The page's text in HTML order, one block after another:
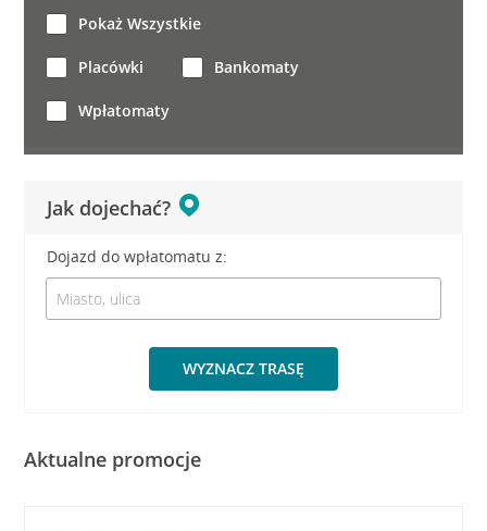
Jak dojechać?
Dojazd do wpłatomatu z:
WYZNACZ TRASĘ
Pokaż Wszystkie
Placówki Bankomaty
Wpłatomaty
Aktualne promocje